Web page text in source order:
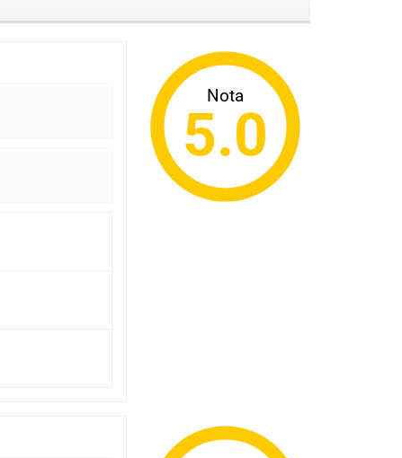
Nota
5.0